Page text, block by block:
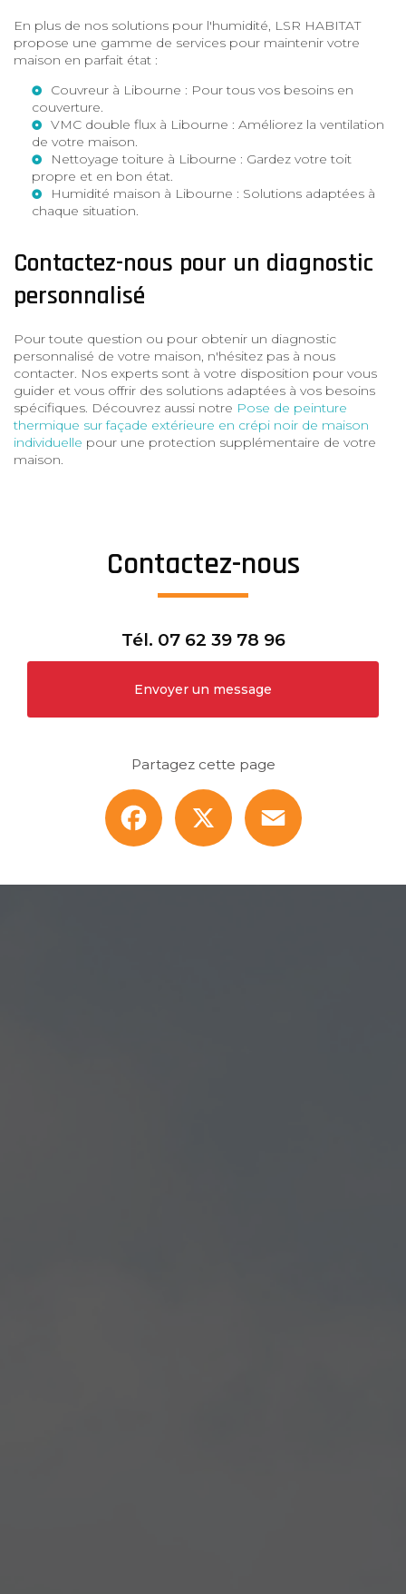
En plus de nos solutions pour l'humidité, LSR HABITAT
propose une gamme de services pour maintenir votre
maison en parfait état :
Couvreur à Libourne : Pour tous vos besoins en
couverture.
VMC double flux à Libourne : Améliorez la ventilation
de votre maison.
Nettoyage toiture à Libourne : Gardez votre toit
propre et en bon état.
Humidité maison à Libourne : Solutions adaptées à
chaque situation.
Contactez-nous pour un diagnostic
personnalisé
Pour toute question ou pour obtenir un diagnostic
personnalisé de votre maison, n'hésitez pas à nous
contacter. Nos experts sont à votre disposition pour vous
guider et vous offrir des solutions adaptées à vos besoins
spécifiques. Découvrez aussi notre Pose de peinture
thermique sur façade extérieure en crépi noir de maison
individuelle pour une protection supplémentaire de votre
maison.
Contactez-nous
Tél. 07 62 39 78 96
Envoyer un message
Partagez cette page
Facebook